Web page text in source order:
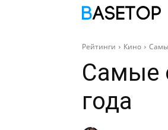
Рейтинги Кино
Самые
года